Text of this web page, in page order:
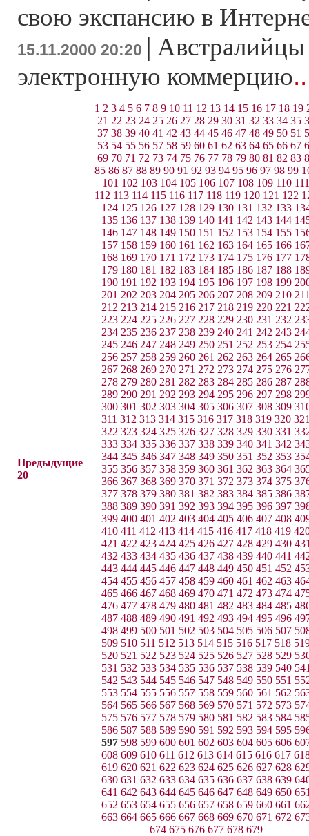
свою экспансию в
15.11.2000 20:20 |
электронную коммерцию
Предыдущие
20
1 2 3 4 5 6 7 8 9 10 11 12 13 14 15 16 17 18 19
21 22 23 24 25 26 27 28 29 30 31 32 33 34 35
37 38 39 40 41 42 43 44 45 46 47 48 49 50 51
53 54 55 56 57 58 59 60 61 62 63 64 65 66 67
69 70 71 72 73 74 75 76 77 78 79 80 81 82 83
85 86 87 88 89 90 91 92 93 94 95 96 97 98 99
101 102 103 104 105 106 107 108 109 110 111
112 113 114 115 116 117 118 119 120 121 122
124 125 126 127 128 129 130 131 132 133
135 136 137 138 139 140 141 142 143 144
146 147 148 149 150 151 152 153 154 155
157 158 159 160 161 162 163 164 165 166
168 169 170 171 172 173 174 175 176 177
179 180 181 182 183 184 185 186 187 188
190 191 192 193 194 195 196 197 198 199
201 202 203 204 205 206 207 208 209 210
212 213 214 215 216 217 218 219 220 221
223 224 225 226 227 228 229 230 231 232
234 235 236 237 238 239 240 241 242 243
245 246 247 248 249 250 251 252 253 254
256 257 258 259 260 261 262 263 264 265
267 268 269 270 271 272 273 274 275 276
278 279 280 281 282 283 284 285 286 287
289 290 291 292 293 294 295 296 297 298
300 301 302 303 304 305 306 307 308 309
311 312 313 314 315 316 317 318 319 320
322 323 324 325 326 327 328 329 330 331
333 334 335 336 337 338 339 340 341 342
344 345 346 347 348 349 350 351 352 353
355 356 357 358 359 360 361 362 363 364
366 367 368 369 370 371 372 373 374 375
377 378 379 380 381 382 383 384 385 386
388 389 390 391 392 393 394 395 396 397
399 400 401 402 403 404 405 406 407 408
410 411 412 413 414 415 416 417 418 419
421 422 423 424 425 426 427 428 429 430
432 433 434 435 436 437 438 439 440 441
443 444 445 446 447 448 449 450 451 452
454 455 456 457 458 459 460 461 462 463
465 466 467 468 469 470 471 472 473 474
476 477 478 479 480 481 482 483 484 485
487 488 489 490 491 492 493 494 495 496
498 499 500 501 502 503 504 505 506 507
509 510 511 512 513 514 515 516 517 518
520 521 522 523 524 525 526 527 528 529
531 532 533 534 535 536 537 538 539 540
542 543 544 545 546 547 548 549 550 551
553 554 555 556 557 558 559 560 561 562
564 565 566 567 568 569 570 571 572 573
575 576 577 578 579 580 581 582 583 584
586 587 588 589 590 591 592 593 594 595
597 598 599 600 601 602 603 604 605 606
608 609 610 611 612 613 614 615 616 617
619 620 621 622 623 624 625 626 627 628
630 631 632 633 634 635 636 637 638 639
641 642 643 644 645 646 647 648 649 650
652 653 654 655 656 657 658 659 660 661
663 664 665 666 667 668 669 670 671 672
674 675 676 677 678 679